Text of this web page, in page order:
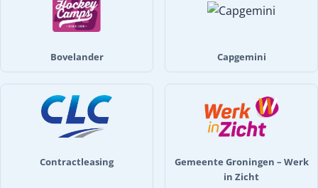
Bovelander Capgemini
Contractleasing
Gemeente Groningen – Werk
in Zicht